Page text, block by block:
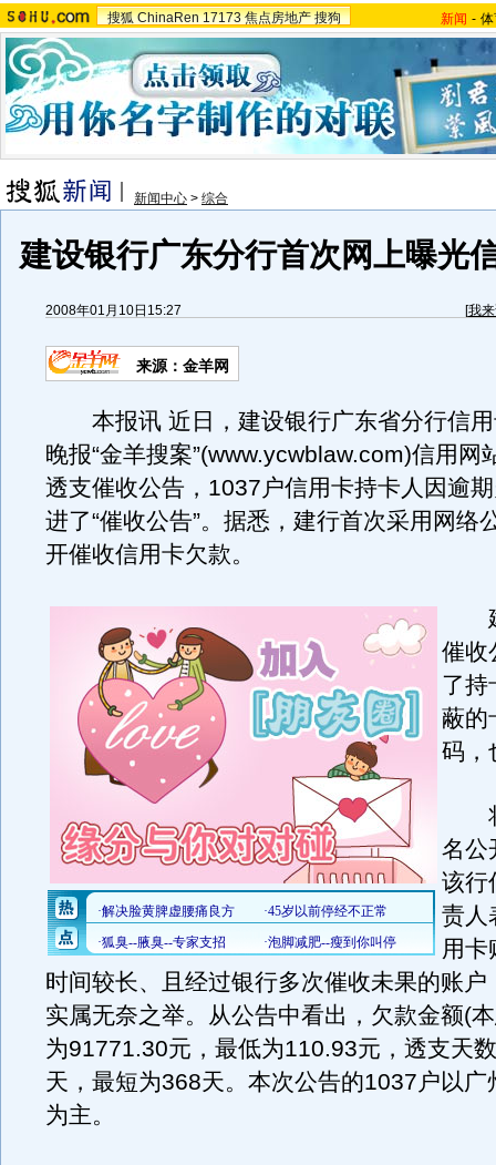
搜狐 ChinaRen 17173 焦点房地产 搜狗 新闻 -
新闻中心 > 综合
建设银行广东分行首次网上曝光
2008年01月10日15:27 [我
来源：金羊网
本报讯 近日，建设银行广东省分行信用
晚报“金羊搜案”(www.ycwblaw.com)信用网
透支催收公告，1037户信用卡持卡人因逾
进了“催收公告”。据悉，建行首次采用网络
开催收信用卡欠款。
建
催收
了持
蔽的
码，
将
名公
该行
责人
用卡
时间较长、且经过银行多次催收未果的账户
实属无奈之举。从公告中看出，欠款金额(
为91771.30元，最低为110.93元，透支天
天，最短为368天。本次公告的1037户以广
为主。